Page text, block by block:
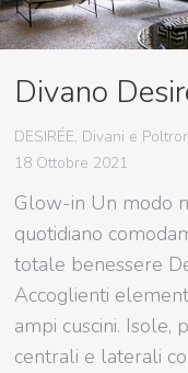
Divano
DESIRÉE, Divani e
18 Ottobre 2021
Glow-in Un modo
quotidiano
totale benessere
Accoglienti
ampi cuscini. Isole,
centrali e laterali